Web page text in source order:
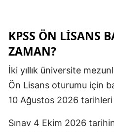
KPSS ÖN LISANS
ZAMAN?
İki yıllık üniversite
Ön Lisans oturumu için
10 Ağustos 2026 tarihleri
Sınav 4 Ekim 2026